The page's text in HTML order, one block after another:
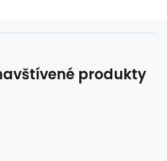
produkty